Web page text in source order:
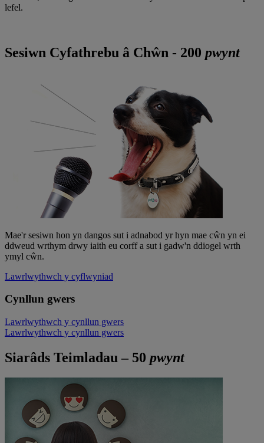
lefel.
Sesiwn Cyfathrebu â Chŵn - 200 pwynt
Mae'r sesiwn hon yn dangos sut i adnabod yr hyn mae cŵn yn ei
ddweud wrthym drwy iaith eu corff a sut i gadw'n ddiogel wrth
ymyl cŵn.
Lawrlwythwch y cyflwyniad
Cynllun gwers
Lawrlwythwch y cynllun gwers
Lawrlwythwch y cynllun gwers
Siarâds Teimladau – 50 pwynt